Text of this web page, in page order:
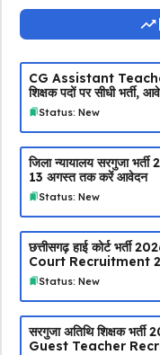
CG Assistant
शिक्षक पदों पर सीधी भर्ती,
Status: New
जिला न्यायालय सरगुजा
13 अगस्त तक करें आवेदन
Status: New
छत्तीसगढ़ हाई कोर्ट भर्ती
Court Recruitment
Status: New
सरगुजा अतिथि शिक्षक
Guest Teacher